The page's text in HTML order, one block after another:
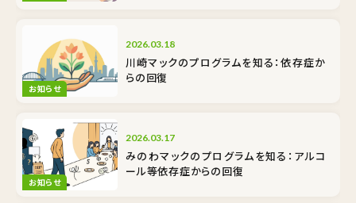
お知らせ
2026.03.18
川崎マックのプログラムを知る：依存症か
らの回復
お知らせ
2026.03.17
みのわマックのプログラムを知る：アルコ
ール等依存症からの回復